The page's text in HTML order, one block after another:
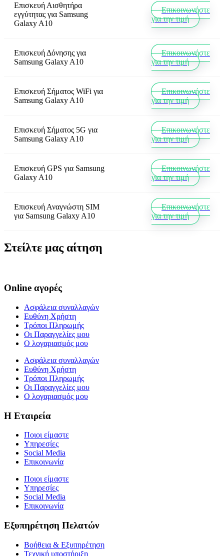
Επισκευή Αισθητήρα
εγγύτητας για Samsung
Galaxy A10
Επικοινωνήστε
για την τιμή
Επισκευή Δόνησης για
Samsung Galaxy A10
Επικοινωνήστε
για την τιμή
Επισκευή Σήματος WiFi για
Samsung Galaxy A10
Επικοινωνήστε
για την τιμή
Επισκευή Σήματος 5G για
Samsung Galaxy A10
Επικοινωνήστε
για την τιμή
Επισκευή GPS για Samsung
Galaxy A10
Επικοινωνήστε
για την τιμή
Επισκευή Αναγνώστη SIM
για Samsung Galaxy A10
Επικοινωνήστε
για την τιμή
Στείλτε μας αίτηση
Online αγορές
Ασφάλεια συναλλαγών
Ευθύνη Χρήστη
Τρόποι Πληρωμής
Οι Παραγγελίες μου
Ο λογαριασμός μου
Ασφάλεια συναλλαγών
Ευθύνη Χρήστη
Τρόποι Πληρωμής
Οι Παραγγελίες μου
Ο λογαριασμός μου
Η Εταιρεία
Ποιοι είμαστε
Υπηρεσίες
Social Media
Επικοινωνία
Ποιοι είμαστε
Υπηρεσίες
Social Media
Επικοινωνία
Εξυπηρέτηση Πελατών
Βοήθεια & Εξυπηρέτηση
Τεχνική υποστήριξη